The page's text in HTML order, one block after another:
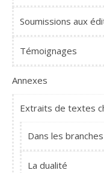
Soumissions aux
Témoignages
Annexes
Extraits de textes
Dans les
La dualité